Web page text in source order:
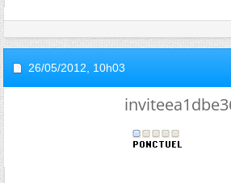
26/05/2012, 10h03